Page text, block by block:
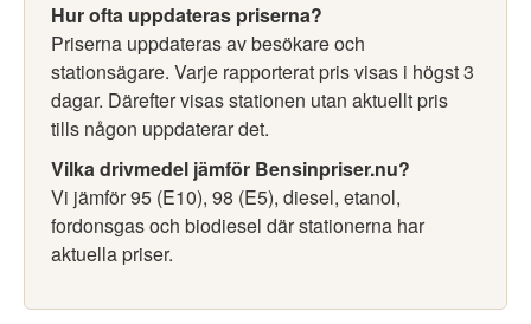
Hur ofta uppdateras priserna?
Priserna uppdateras av besökare och
stationsägare. Varje rapporterat pris visas i högst 3
dagar. Därefter visas stationen utan aktuellt pris
tills någon uppdaterar det.
Vilka drivmedel jämför Bensinpriser.nu?
Vi jämför 95 (E10), 98 (E5), diesel, etanol,
fordonsgas och biodiesel där stationerna har
aktuella priser.